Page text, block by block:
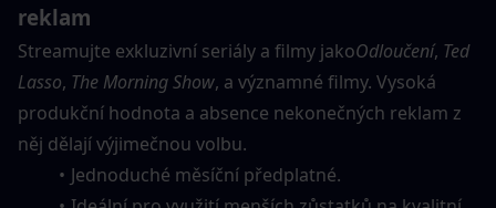
reklam
Streamujte exkluzivní seriály a filmy jakoOdloučení, Ted
Lasso, The Morning Show, a významné filmy. Vysoká
produkční hodnota a absence nekonečných reklam z
něj dělají výjimečnou volbu.
Jednoduché měsíční předplatné.